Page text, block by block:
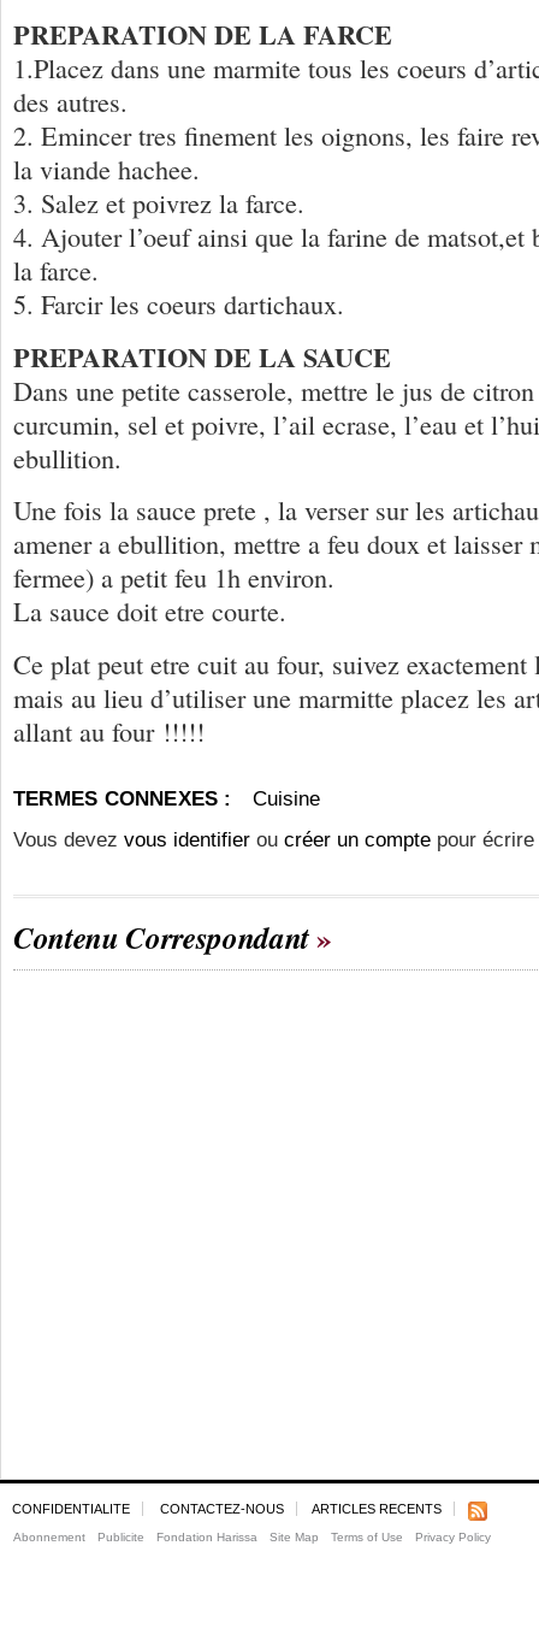
PREPARATION DE LA FARCE
1.Placez dans une marmite tous les coeurs
des autres.
2. Emincer tres finement les oignons, les faire
la viande hachee.
3. Salez et poivrez la farce.
4. Ajouter l’oeuf ainsi que la farine de matsot,et
la farce.
5. Farcir les coeurs dartichaux.
PREPARATION DE LA SAUCE
Dans une petite casserole, mettre le jus de
curcumin, sel et poivre, l’ail ecrase, l’eau et
ebullition.
Une fois la sauce prete , la verser sur les
amener a ebullition, mettre a feu doux et laisser
fermee) a petit feu 1h environ.
La sauce doit etre courte.
Ce plat peut etre cuit au four, suivez exactement
mais au lieu d’utiliser une marmitte placez les
allant au four !!!!!
TERMES CONNEXES :
Cuisine
Vous devez vous identifier ou créer un compte pour
Contenu Correspondant
CONFIDENTIALITE CONTACTEZ-NOUS ARTICLES RECENTS
Abonnement Publicite Fondation Harissa Site Map Terms of Use Privacy Policy